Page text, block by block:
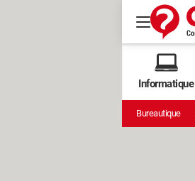
Informatique
Bureautique